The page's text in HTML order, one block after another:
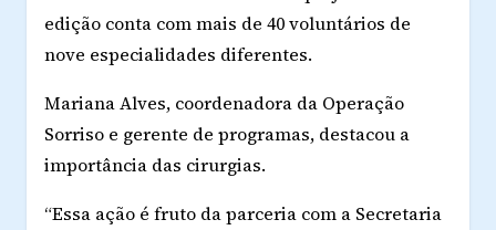
edição conta com mais de 40 voluntários de
nove especialidades diferentes.
Mariana Alves, coordenadora da Operação
Sorriso e gerente de programas, destacou a
importância das cirurgias.
“Essa ação é fruto da parceria com a Secretaria